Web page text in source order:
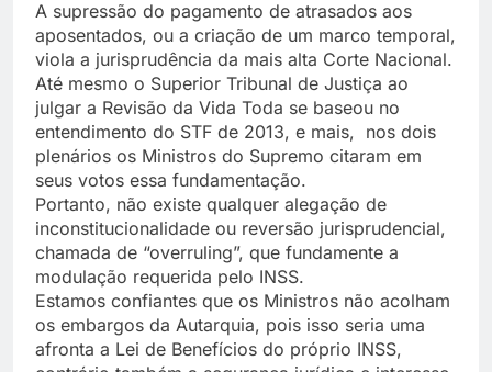
A supressão do pagamento de atrasados aos
aposentados, ou a criação de um marco temporal,
viola a jurisprudência da mais alta Corte Nacional.
Até mesmo o Superior Tribunal de Justiça ao
julgar a Revisão da Vida Toda se baseou no
entendimento do STF de 2013, e mais, nos dois
plenários os Ministros do Supremo citaram em
seus votos essa fundamentação.
Portanto, não existe qualquer alegação de
inconstitucionalidade ou reversão jurisprudencial,
chamada de “overruling”, que fundamente a
modulação requerida pelo INSS.
Estamos confiantes que os Ministros não acolham
os embargos da Autarquia, pois isso seria uma
afronta a Lei de Benefícios do próprio INSS,